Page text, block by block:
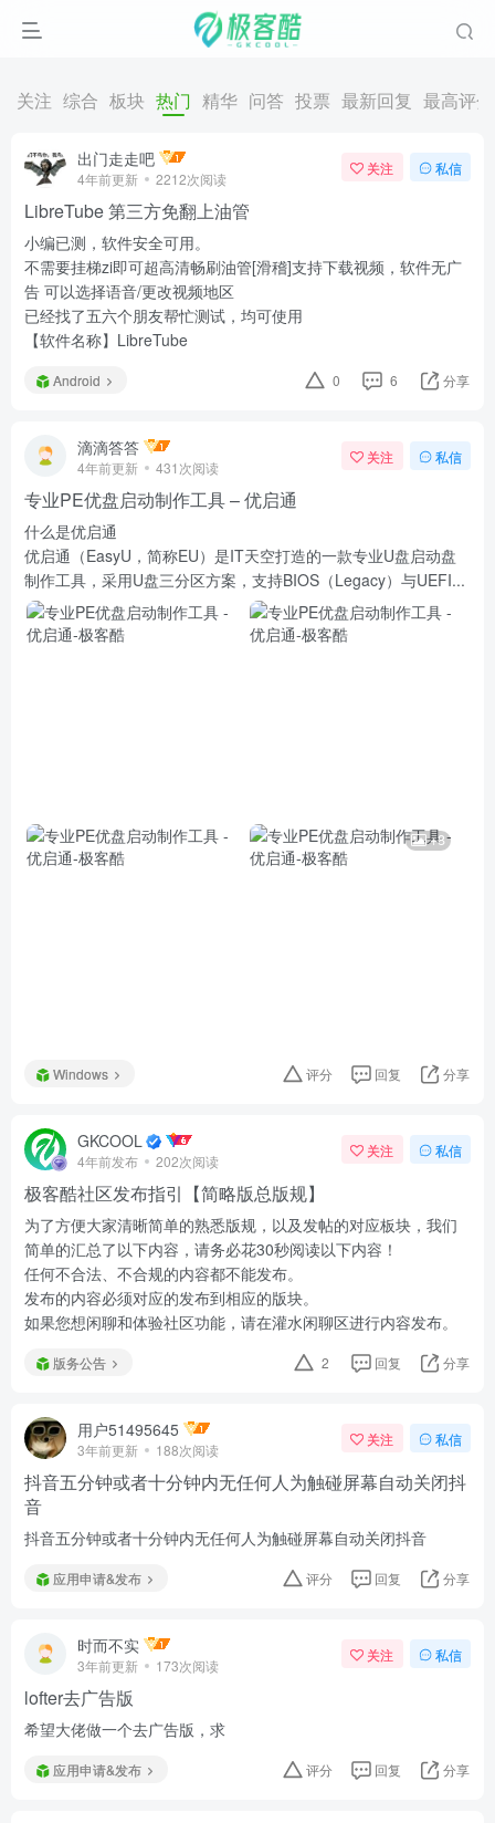
关注 综合 板块 热门 精华 问答 投票 最新回复 最高评分
出门走走吧
4年前更新 2212次阅读
关注 私信
LibreTube 第三方免翻上油管
小编已测，软件安全可用。
不需要挂梯zi即可超高清畅刷油管[滑稽]支持下载视频，软件无广
告 可以选择语音/更改视频地区
已经找了五六个朋友帮忙测试，均可使用
【软件名称】LibreTube
Android 0 6 分享
滴滴答答
4年前更新 431次阅读
关注 私信
专业PE优盘启动制作工具 – 优启通
什么是优启通
优启通（EasyU，简称EU）是IT天空打造的一款专业U盘启动盘
制作工具，采用U盘三分区方案，支持BIOS（Legacy）与UEFI...
+8
Windows 评分 回复 分享
GKCOOL
4年前发布 202次阅读
关注 私信
极客酷社区发布指引【简略版总版规】
为了方便大家清晰简单的熟悉版规，以及发帖的对应板块，我们
简单的汇总了以下内容，请务必花30秒阅读以下内容！
任何不合法、不合规的内容都不能发布。
发布的内容必须对应的发布到相应的版块。
如果您想闲聊和体验社区功能，请在灌水闲聊区进行内容发布。
版务公告 2 回复 分享
用户51495645
3年前更新 188次阅读
关注 私信
抖音五分钟或者十分钟内无任何人为触碰屏幕自动关闭抖
音
抖音五分钟或者十分钟内无任何人为触碰屏幕自动关闭抖音
应用申请&发布 评分 回复 分享
时而不实
3年前更新 173次阅读
关注 私信
lofter去广告版
希望大佬做一个去广告版，求
应用申请&发布 评分 回复 分享